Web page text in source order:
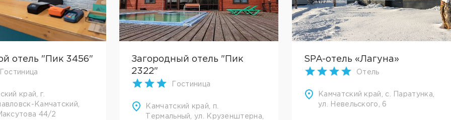
отель "Пик 3456"
Гостиница
край, г.
Камчатский,
44/2
Загородный отель "Пик
2322"
Гостиница
Камчатский край, п.
Термальный, ул. Крузенштерна,
SPA-отель «Лагуна»
Отель
Камчатский край, с. Паратунка,
ул. Невельского, 6